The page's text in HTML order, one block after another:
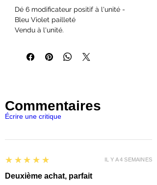
Dé 6 modificateur positif à l'unité -
Bleu Violet pailleté
Vendu à l'unité.
Commentaires
Écrire une critique
5
★★★★★
Deuxième achat, parfait
IL Y A 4 SEMAINES